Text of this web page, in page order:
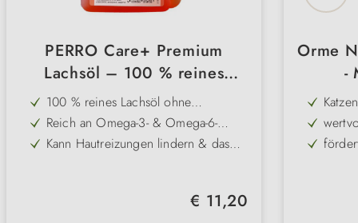
PERRO Care+ Premium
Lachsöl – 100 % reines
Lachsöl für Hunde & Katzen
100 % reines Lachsöl ohne
Zusatzstoffe für höchste Akzeptanz
Reich an Omega-3- & Omega-6-
Fettsäuren für gesunde Haut &
Kann Hautreizungen lindern & das
Regulärer Preis:
€ 11,20
Orme
-